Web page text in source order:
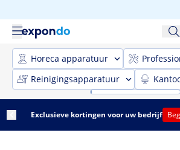
Horeca apparatuur
Reinigingsapparatuur
Exclusieve kortingen voor uw bedrijf